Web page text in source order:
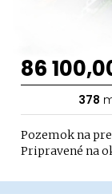
86
378
Pozemok na
Pripravené na